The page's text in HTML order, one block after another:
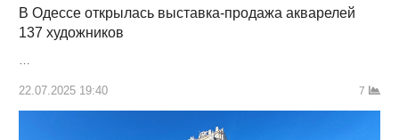
В Одессе открылась выставка-продажа акварелей
137 художников
22.07.2025 19:40 7